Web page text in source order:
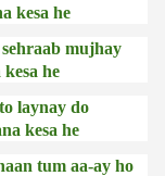
kesa he
mujhay
he
laynay do
kesa he
tum aa-ay ho